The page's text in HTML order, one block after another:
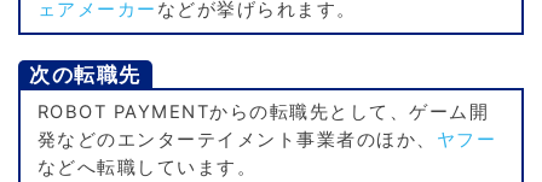
ェアメーカー などが挙げられます。
次の転職先
ROBOT PAYMENTからの転職先として、ゲーム開
発などのエンターテイメント事業者のほか、 ヤフー
などへ転職しています。